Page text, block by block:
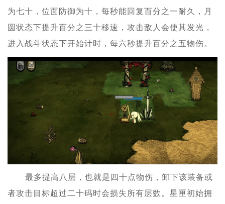
为七十，位面防御为十，每秒能回复百分之一耐久，月
圆状态下提升百分之三十移速，攻击敌人会使其发光，
进入战斗状态下开始计时，每六秒提升百分之五物伤。
最多提高八层，也就是四十点物伤，卸下该装备或
者攻击目标超过二十码时会损失所有层数。星匣初始拥